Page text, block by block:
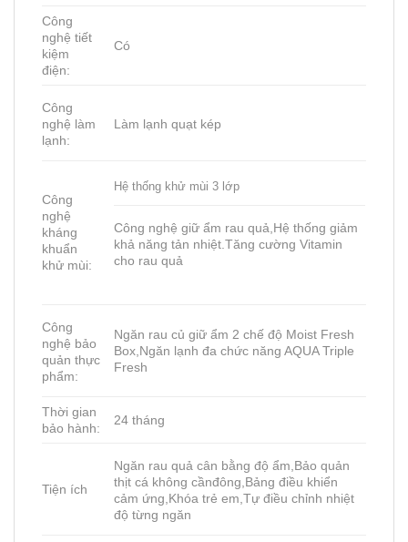
Công
nghệ tiết
kiệm
điện:
Có
Công
nghệ làm
lạnh:
Làm lạnh quạt kép
Công
nghệ
kháng
khuẩn
khử mùi:
Hệ thống khử mùi 3 lớp
Công nghệ giữ ẩm rau quả,Hệ thống giảm
khả năng tản nhiệt.Tăng cường Vitamin
cho rau quả
Công
nghệ bảo
quản thực
phẩm:
Ngăn rau củ giữ ẩm 2 chế độ Moist Fresh
Box,Ngăn lạnh đa chức năng AQUA Triple
Fresh
Thời gian
bảo hành:
24 tháng
Tiện ích
Ngăn rau quả cân bằng độ ẩm,Bảo quản
thịt cá không cầnđông,Bảng điều khiển
cảm ứng,Khóa trẻ em,Tự điều chỉnh nhiệt
độ từng ngăn